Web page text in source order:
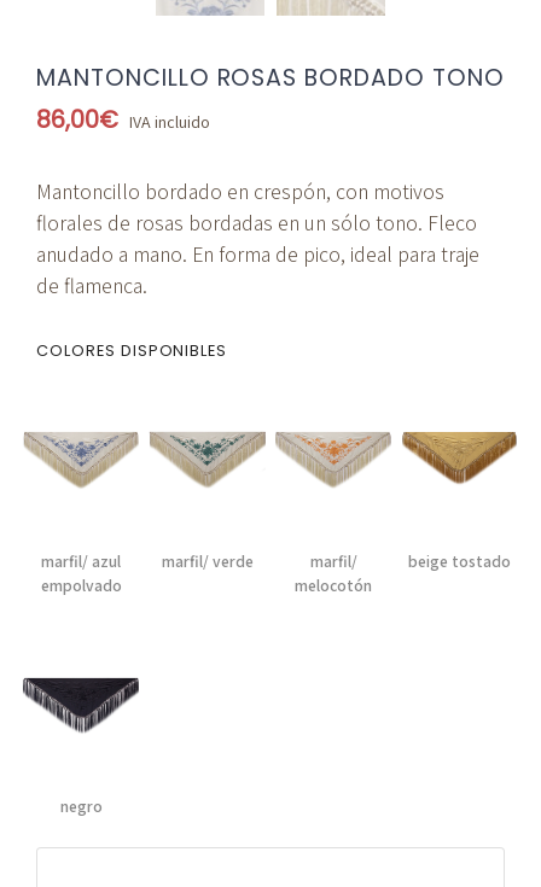
MANTONCILLO ROSAS BORDADO TONO
86,00€ IVA incluido
Mantoncillo bordado en crespón, con motivos
florales de rosas bordadas en un sólo tono. Fleco
anudado a mano. En forma de pico, ideal para traje
de flamenca.
COLORES DISPONIBLES
marfil/ azul
empolvado
marfil/ verde
marfil/
melocotón
beige tostado
negro